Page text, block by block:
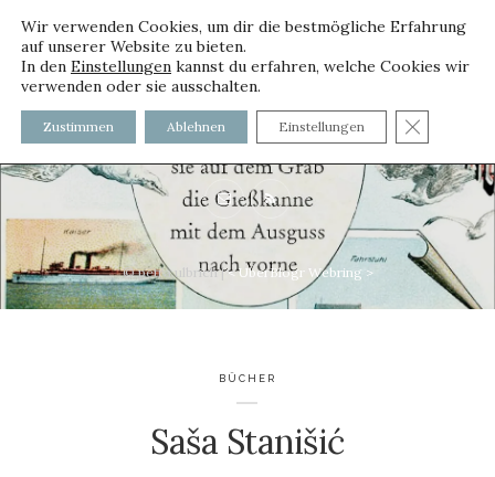
voller worte - mit und ohne
Innenfutter
© petra ulbrich |< UberBlogr Webring >
BÜCHER
Saša Stanišić
Wir verwenden Cookies, um dir die bestmögliche Erfahrung
auf unserer Website zu bieten.
In den Einstellungen kannst du erfahren, welche Cookies wir
verwenden oder sie ausschalten.
Zustimmen Ablehnen Einstellungen GDPR